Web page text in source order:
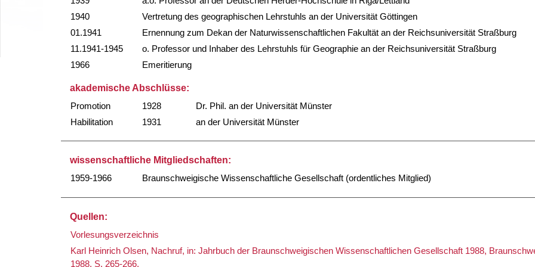
1940
Vertretung des geographischen Lehrstuhls an der Universität Göttingen
01.1941
Ernennung zum Dekan der Naturwissenschaftlichen Fakultät an der Reichsuniversität Straßburg
11.1941-1945
o. Professor und Inhaber des Lehrstuhls für Geographie an der Reichsuniversität Straßburg
1966
Emeritierung
akademische Abschlüsse:
Promotion
1928
Dr. Phil. an der Universität Münster
Habilitation
1931 an der Universität Münster
wissenschaftliche Mitgliedschaften:
1959-1966
Braunschweigische Wissenschaftliche Gesellschaft (ordentliches Mitglied)
Quellen:
Vorlesungsverzeichnis
Karl Heinrich Olsen, Nachruf, in: Jahrbuch der Braunschweigischen Wissenschaftlichen Gesellschaft 1988,
1988, S. 265-266.